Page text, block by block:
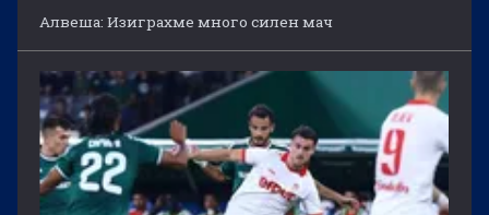
Алвеша: Изиграхме много силен мач